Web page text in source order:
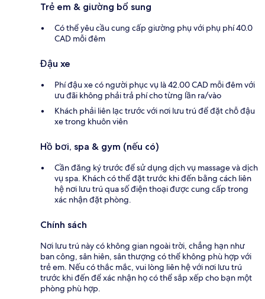
Trẻ em & giường bổ sung
Có thể yêu cầu cung cấp giường phụ với phụ phí 40.0
CAD mỗi đêm
Đậu xe
Phí đậu xe có người phục vụ là 42.00 CAD mỗi đêm với
ưu đãi không phải trả phí cho từng lần ra/vào
Khách phải liên lạc trước với nơi lưu trú để đặt chỗ đậu
xe trong khuôn viên
Hồ bơi, spa & gym (nếu có)
Cần đăng ký trước để sử dụng dịch vụ massage và dịch
vụ spa. Khách có thể đặt trước khi đến bằng cách liên
hệ nơi lưu trú qua số điện thoại được cung cấp trong
xác nhận đặt phòng.
Chính sách
Nơi lưu trú này có không gian ngoài trời, chẳng hạn như
ban công, sân hiên, sân thượng có thể không phù hợp với
trẻ em. Nếu có thắc mắc, vui lòng liên hệ với nơi lưu trú
trước khi đến để xác nhận họ có thể sắp xếp cho bạn một
phòng phù hợp.